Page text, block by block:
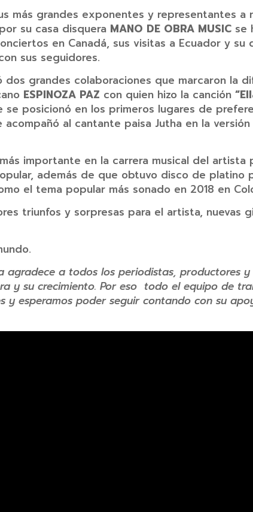
más grandes exponentes y representantes a
su casa disquera MANO DE OBRA MUSIC se
en Canadá, sus visitas a Ecuador y
sus seguidores.
grandes colaboraciones que marcaron la
ESPINOZA PAZ con quien hizo la canción
posicionó en los primeros lugares de
al cantante paisa Jutha en la
importante en la carrera musical del artista
además de que obtuvo disco de platino
el tema popular más sonado en 2018 en
triunfos y sorpresas para el artista, nuevas
agradece a todos los periodistas, productores
y su crecimiento. Por eso todo el equipo de
y esperamos poder seguir contando con su